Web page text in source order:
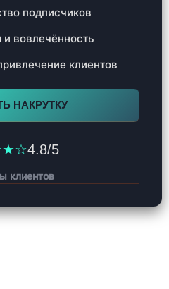
подписчиков
вовлечённость
клиентов
НАКРУТКУ
4.8/5
клиентов